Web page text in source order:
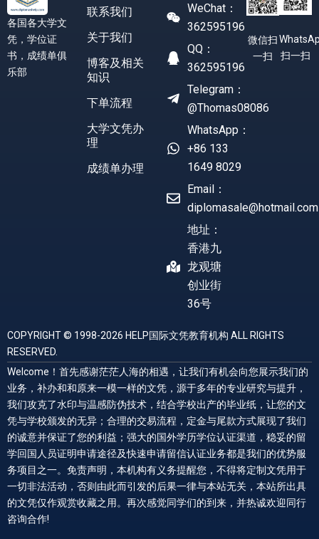
各国各大学文
凭，学位证
书，成绩单俱
乐部
联系我们
关于我们
博客及相关
知识
下单流程
大学文凭办
理
成绩单办理
WeChat：
362595196
QQ：
362595196
Telegram：
@Thomas08086
WhatsApp：
+86 133
1649 8029
Email：
diplomasale@hotmail.com
地址：
香港九
龙观塘
创业街
36号
微信扫
一扫
扫一扫
COPYRIGHT © 1998-2026 HELP国际文凭教育机构 ALL RIGHTS
RESERVED.
Welcome！首先感谢茫茫人海的相遇，让我们有机会向您展示我们的
业务，补办和和原来一模一样的文凭，源于多年的专业研究与提升，
我们攻克了水印与温感防伪技术，结合学校出产的毕业纸，让您的文
凭与学校颁发的无异；合理的交易流程，定金与尾款方式展现了我们
的诚意并保证了您的利益；强大的国外学历学位认证渠道，稳妥的留
学回国人员证明申请途径及快速申请留信认证业务都是我们的优势服
务项目之一。免责声明，本机构有义务提醒您，不得将定制文凭用于
一切非法活动，否则由此而引发的后果一律与本站无关，本站所出具
的文凭仅作观赏收藏之用。再次感觉同学们的到来，并热诚欢迎同行
咨询合作!